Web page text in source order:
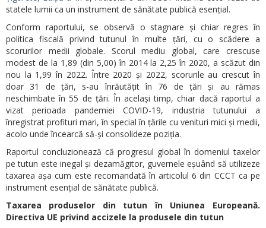
statele lumii ca un instrument de sănătate publică esențial.
Conform raportului, se observă o stagnare și chiar regres în
politica fiscală privind tutunul în multe țări, cu o scădere a
scorurilor medii globale. Scorul mediu global, care crescuse
modest de la 1,89 (din 5,00) în 2014 la 2,25 în 2020, a scăzut din
nou la 1,99 în 2022. Între 2020 și 2022, scorurile au crescut în
doar 31 de țări, s-au înrăutățit în 76 de țări și au rămas
neschimbate în 55 de țări. În același timp, chiar dacă raportul a
vizat perioada pandemiei COVID-19, industria tutunului a
înregistrat profituri mari, în special în țările cu venituri mici și medii,
acolo unde încearcă să-și consolideze poziția.
Raportul concluzionează că progresul global în domeniul taxelor
pe tutun este inegal și dezamăgitor, guvernele eșuând să utilizeze
taxarea așa cum este recomandată în articolul 6 din CCCT ca pe
instrument esențial de sănătate publică.
Taxarea produselor din tutun în Uniunea Europeană.
Directiva UE privind accizele la produsele din tutun